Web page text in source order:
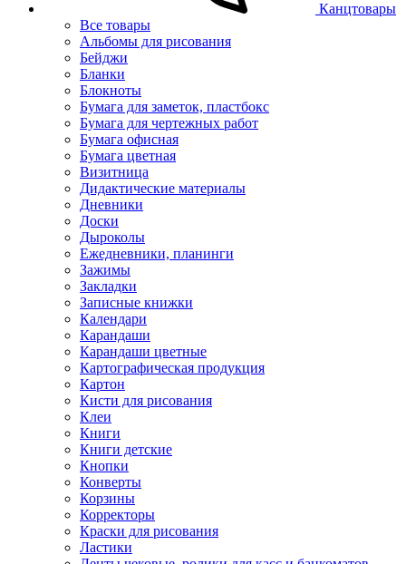
Канцтовары
Все товары
Альбомы для рисования
Бейджи
Бланки
Блокноты
Бумага для заметок, пластбокс
Бумага для чертежных работ
Бумага офисная
Бумага цветная
Визитница
Дидактические материалы
Дневники
Доски
Дыроколы
Ежедневники, планинги
Зажимы
Закладки
Записные книжки
Календари
Карандаши
Карандаши цветные
Картографическая продукция
Картон
Кисти для рисования
Клеи
Книги
Книги детские
Кнопки
Конверты
Корзины
Корректоры
Краски для рисования
Ластики